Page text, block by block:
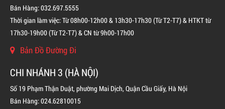
Bán Hàng: 032.697.5555
Thời gian làm việc: Từ 08h00-12h00 & 13h30-17h30 (Từ T2-T7) & HTKT từ
17h30-19h00 (Từ T2-T7) & CN từ 9h00-17h00
Bản Đồ Đường Đi
CHI NHÁNH 3 (HÀ NỘI)
Số 19 Phạm Thận Duật, phường Mai Dịch, Quận Cầu Giấy, Hà Nội
Bán Hàng: 024.62810015